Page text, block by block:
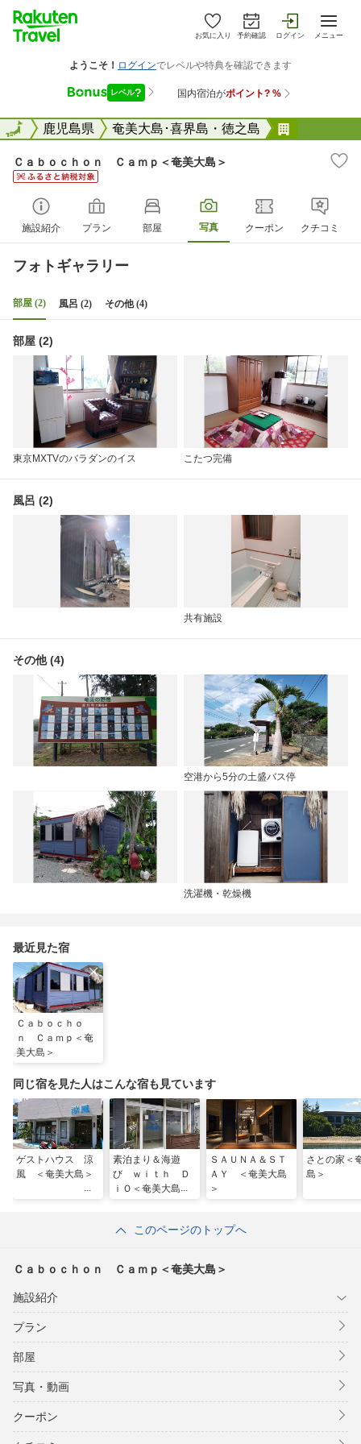
お気に入り 予約確認 ログイン メニュー
全国鹿児島県 奄美大島･喜界島・徳之島
全国
Ｃａｂｏｃｈｏｎ Ｃａｍｐ＜奄美大島＞
施設紹介 プラン 部屋 写真 クーポン クチコミ
フォトギャラリー
部屋 (2) 風呂 (2) その他 (4)
部屋 (2)
東京MXTVのバラダンのイス こたつ完備
風呂 (2)
共有施設
その他 (4)
空港から5分の土盛バス停
洗濯機・乾燥機
最近見た宿
Ｃａｂｏｃｈｏ
ｎ Ｃａｍｐ＜奄
美大島＞
同じ宿を見た人はこんな宿も見ています
ゲストハウス 涼
風 ＜奄美大島＞
素泊まり＆海遊
び ｗｉｔｈ Ｄ
ｉＯ＜奄美大島＞
ＳＡＵＮＡ＆ＳＴ
ＡＹ ＜奄美大島
＞
さとの家＜
島＞
このページのトップへ
Ｃａｂｏｃｈｏｎ Ｃａｍｐ＜奄美大島＞
施設紹介
プラン
部屋
写真・動画
クーポン